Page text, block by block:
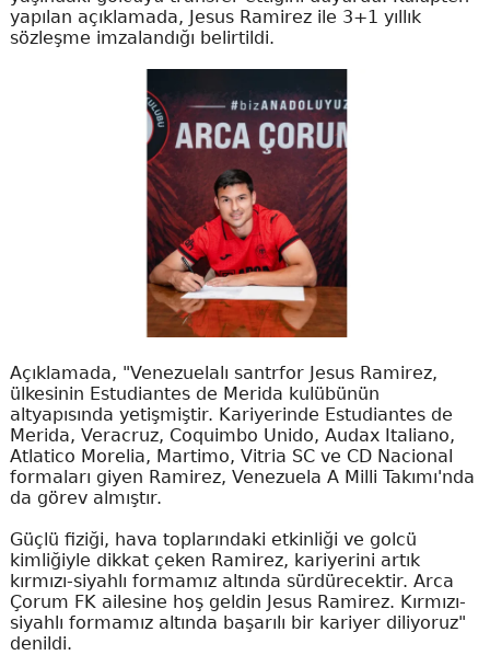
yapılan açıklamada, Jesus Ramirez ile 3+1 yıllık
sözleşme imzalandığı belirtildi.
Açıklamada, "Venezuelalı santrfor Jesus Ramirez,
ülkesinin Estudiantes de Merida kulübünün
altyapısında yetişmiştir. Kariyerinde Estudiantes de
Merida, Veracruz, Coquimbo Unido, Audax Italiano,
Atlatico Morelia, Martimo, Vitria SC ve CD Nacional
formaları giyen Ramirez, Venezuela A Milli Takımı'nda
da görev almıştır.
Güçlü fiziği, hava toplarındaki etkinliği ve golcü
kimliğiyle dikkat çeken Ramirez, kariyerini artık
kırmızı-siyahlı formamız altında sürdürecektir. Arca
Çorum FK ailesine hoş geldin Jesus Ramirez. Kırmızı-
siyahlı formamız altında başarılı bir kariyer diliyoruz"
denildi.